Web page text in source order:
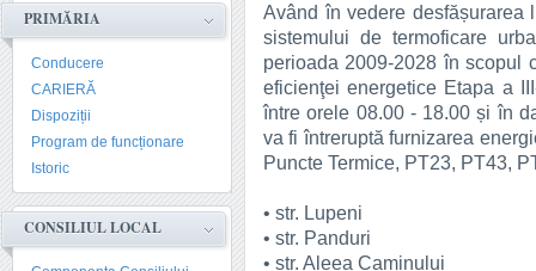
PRIMĂRIA
Conducere
CARIERĂ
Dispoziții
Program de funcționare
Istoric
CONSILIUL LOCAL
Având în vedere desfășurarea
sistemului de termoficare
perioada 2009-2028 în scopul
eficienţei energetice Etapa a
între orele 08.00 - 18.00 și în
va fi întreruptă furnizarea
Puncte Termice, PT23, PT43,
• str. Lupeni
• str. Panduri
• str. Aleea Caminului